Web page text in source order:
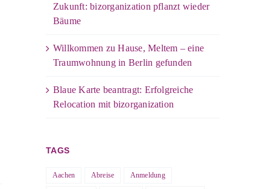
Zukunft: bizorganization pflanzt wieder
Bäume
Willkommen zu Hause, Meltem – eine
Traumwohnung in Berlin gefunden
Blaue Karte beantragt: Erfolgreiche
Relocation mit bizorganization
TAGS
Aachen Abreise Anmeldung